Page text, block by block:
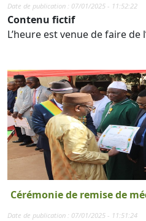
Date de publication : 07/01/2025 - 11:52:22
Contenu fictif
L’heure est venue de faire de
Cérémonie de remise de
Date de publication : 07/01/2025 - 11:51:24